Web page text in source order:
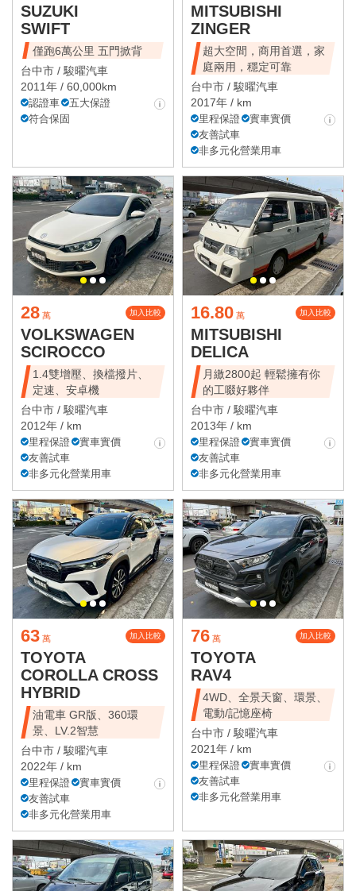
SUZUKI
SWIFT
僅跑6萬公里 五門掀背
台中市 / 駿曜汽車
2011年 / 60,000km
認證車
五大保證
符合保固
MITSUBISHI
ZINGER
超大空間，商用首選，家
庭兩用，穩定可靠
台中市 / 駿曜汽車
2017年 / km
里程保證
實車實價
友善試車
非多元化營業用車
28 萬 加入比較
VOLKSWAGEN
SCIROCCO
1.4雙增壓、換檔撥片、
定速、安卓機
台中市 / 駿曜汽車
2012年 / km
里程保證
實車實價
友善試車
非多元化營業用車
16.80 萬 加入比較
MITSUBISHI
DELICA
月繳2800起 輕鬆擁有你
的工啜好夥伴
台中市 / 駿曜汽車
2013年 / km
里程保證
實車實價
友善試車
非多元化營業用車
63 萬 加入比較
TOYOTA
COROLLA CROSS
HYBRID
油電車 GR版、360環
景、LV.2智慧
台中市 / 駿曜汽車
2022年 / km
里程保證
實車實價
友善試車
非多元化營業用車
76 萬 加入比較
TOYOTA
RAV4
4WD、全景天窗、環景、
電動/記憶座椅
台中市 / 駿曜汽車
2021年 / km
里程保證
實車實價
友善試車
非多元化營業用車